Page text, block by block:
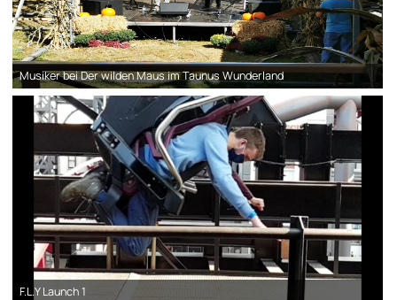
Musiker bei Der wilden Maus im Taunus Wunderland
F.L.Y Launch 1